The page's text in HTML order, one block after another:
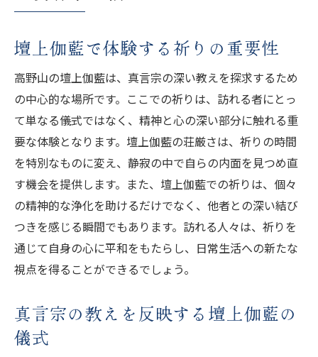
壇上伽藍で体験する祈りの重要性
高野山の壇上伽藍は、真言宗の深い教えを探求するため
の中心的な場所です。ここでの祈りは、訪れる者にとっ
て単なる儀式ではなく、精神と心の深い部分に触れる重
要な体験となります。壇上伽藍の荘厳さは、祈りの時間
を特別なものに変え、静寂の中で自らの内面を見つめ直
す機会を提供します。また、壇上伽藍での祈りは、個々
の精神的な浄化を助けるだけでなく、他者との深い結び
つきを感じる瞬間でもあります。訪れる人々は、祈りを
通じて自身の心に平和をもたらし、日常生活への新たな
視点を得ることができるでしょう。
真言宗の教えを反映する壇上伽藍の
儀式